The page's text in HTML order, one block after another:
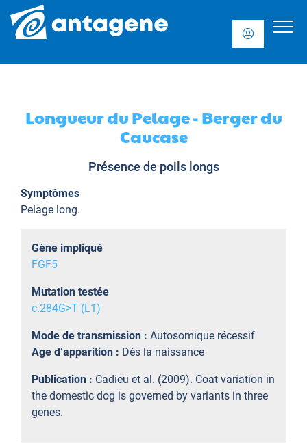
Longueur du Pelage - Berger du
Caucase
Présence de poils longs
Symptômes
Pelage long.
Gène impliqué
FGF5
Mutation testée
c.284G>T (L1)
Mode de transmission : Autosomique récessif
Age d’apparition : Dès la naissance
Publication : Cadieu et al. (2009). Coat variation in
the domestic dog is governed by variants in three
genes.